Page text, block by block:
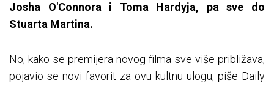
Josha O'Connora i Toma Hardyja, pa sve do
Stuarta Martina.
No, kako se premijera novog filma sve više približava,
pojavio se novi favorit za ovu kultnu ulogu, piše Daily